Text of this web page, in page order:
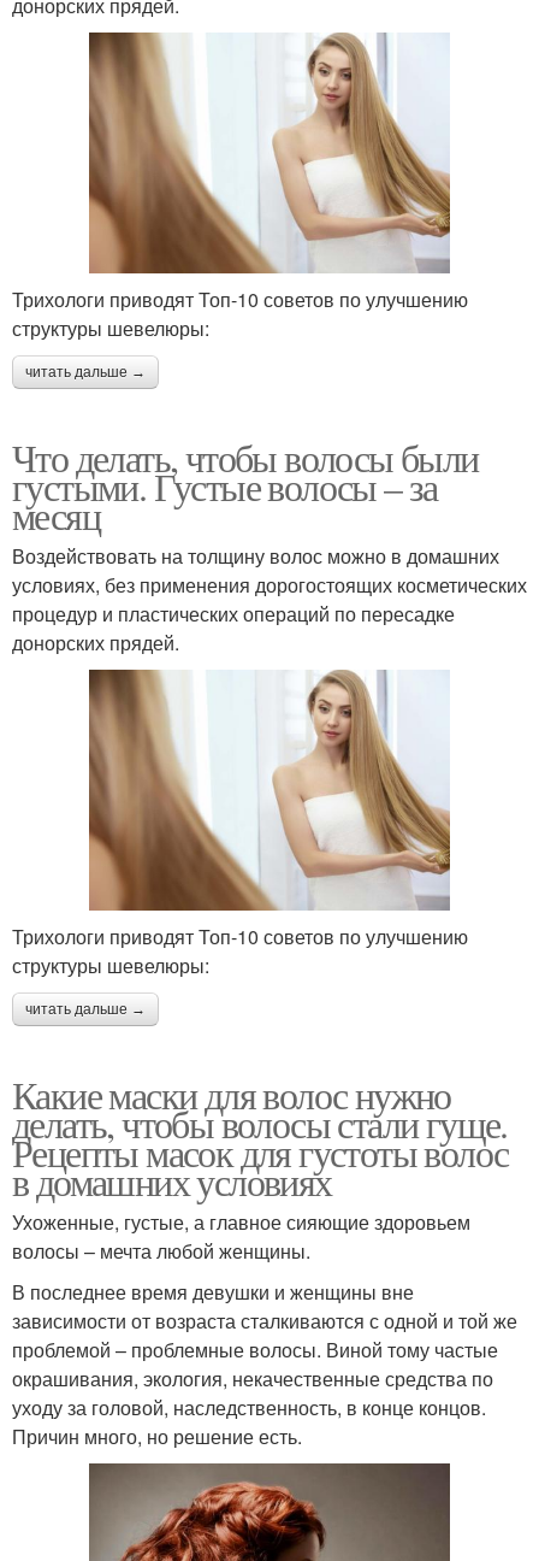
донорских прядей.
Трихологи приводят Топ-10 советов по улучшению
структуры шевелюры:
читать дальше →
Что делать, чтобы волосы были
густыми. Густые волосы – за
месяц
Воздействовать на толщину волос можно в домашних
условиях, без применения дорогостоящих косметических
процедур и пластических операций по пересадке
донорских прядей.
Трихологи приводят Топ-10 советов по улучшению
структуры шевелюры:
читать дальше →
Какие маски для волос нужно
делать, чтобы волосы стали гуще.
Рецепты масок для густоты волос
в домашних условиях
Ухоженные, густые, а главное сияющие здоровьем
волосы – мечта любой женщины.
В последнее время девушки и женщины вне
зависимости от возраста сталкиваются с одной и той же
проблемой – проблемные волосы. Виной тому частые
окрашивания, экология, некачественные средства по
уходу за головой, наследственность, в конце концов.
Причин много, но решение есть.